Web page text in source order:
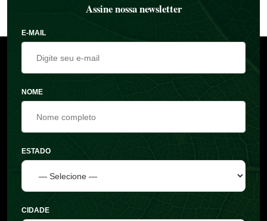
Assine nossa newsletter
E-MAIL
NOME
ESTADO
CIDADE